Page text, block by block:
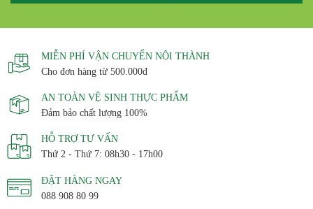
MIỄN PHÍ VẬN CHUYỂN NỘI THÀNH
Cho đơn hàng từ 500.000đ
AN TOÀN VỆ SINH THỰC PHẨM
Đảm bảo chất lượng 100%
HỖ TRỢ TƯ VẤN
Thứ 2 - Thứ 7: 08h30 - 17h00
ĐẶT HÀNG NGAY
088 908 80 99